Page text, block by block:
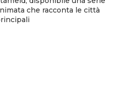
che racconta le città